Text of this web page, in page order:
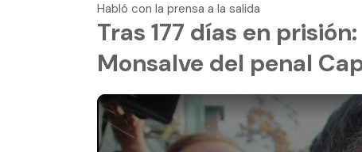
Habló con la prensa a la salida
Tras 177 días en
Monsalve del penal